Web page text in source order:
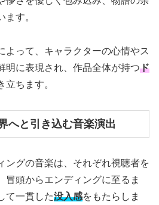
す。
よって、キャラクターの心情やス
明に表現され、作品全体が持つド
立ちます。
へと引き込む音楽演出
ングの音楽は、それぞれ視聴者を
冒頭からエンディングに至るま
て一貫した没入感をもたらしま